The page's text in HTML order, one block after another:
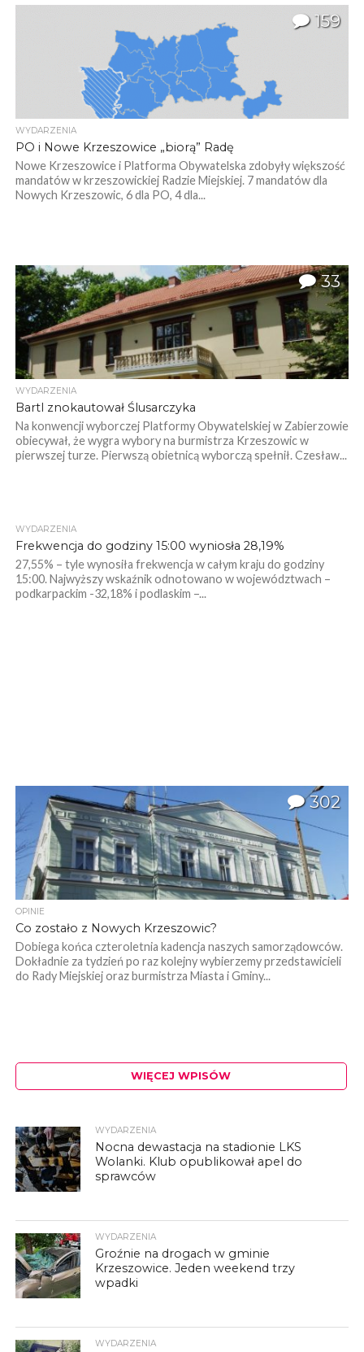
159
WYDARZENIA
PO i Nowe Krzeszowice „biorą” Radę
Nowe Krzeszowice i Platforma Obywatelska zdobyły większość
mandatów w krzeszowickiej Radzie Miejskiej. 7 mandatów dla
Nowych Krzeszowic, 6 dla PO, 4 dla...
33
WYDARZENIA
Bartl znokautował Ślusarczyka
Na konwencji wyborczej Platformy Obywatelskiej w Zabierzowie
obiecywał, że wygra wybory na burmistrza Krzeszowic w
pierwszej turze. Pierwszą obietnicą wyborczą spełnił. Czesław...
WYDARZENIA
Frekwencja do godziny 15:00 wyniosła 28,19%
27,55% – tyle wynosiła frekwencja w całym kraju do godziny
15:00. Najwyższy wskaźnik odnotowano w województwach –
podkarpackim -32,18% i podlaskim –...
302
OPINIE
Co zostało z Nowych Krzeszowic?
Dobiega końca czteroletnia kadencja naszych samorządowców.
Dokładnie za tydzień po raz kolejny wybierzemy przedstawicieli
do Rady Miejskiej oraz burmistrza Miasta i Gminy...
WIĘCEJ WPISÓW
WYDARZENIA
Nocna dewastacja na stadionie LKS
Wolanki. Klub opublikował apel do
sprawców
WYDARZENIA
Groźnie na drogach w gminie
Krzeszowice. Jeden weekend trzy
wpadki
WYDARZENIA